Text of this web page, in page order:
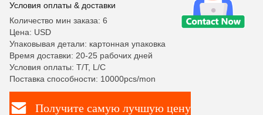
Условия оплаты & доставки
Количество мин заказа: 6
Цена: USD
Упаковывая детали: картонная упаковка
Время доставки: 20-25 рабочих дней
Условия оплаты: T/T, L/C
Поставка способности: 10000pcs/mon
Получите самую лучшую цену